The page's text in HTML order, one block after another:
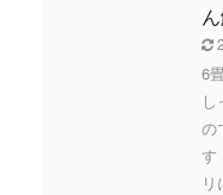
6
の
す